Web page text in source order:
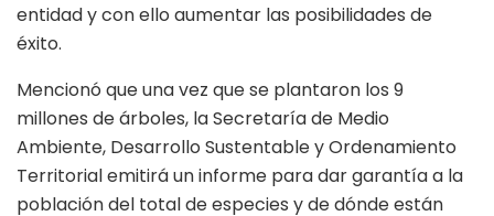
entidad y con ello aumentar las posibilidades de
éxito.
Mencionó que una vez que se plantaron los 9
millones de árboles, la Secretaría de Medio
Ambiente, Desarrollo Sustentable y Ordenamiento
Territorial emitirá un informe para dar garantía a la
población del total de especies y de dónde están